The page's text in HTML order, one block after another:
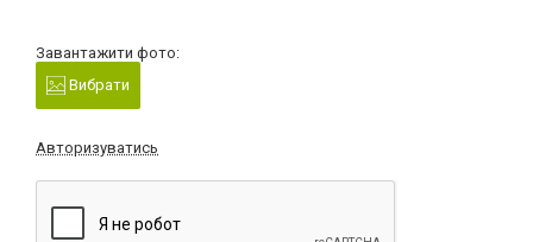
Завантажити фото:
Вибрати
Авторизуватись